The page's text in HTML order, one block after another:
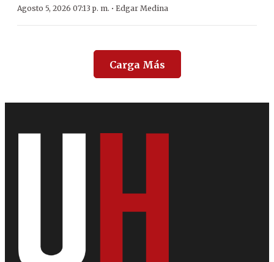
Agosto 5, 2026 07:13 p. m. · Edgar Medina
Carga Más